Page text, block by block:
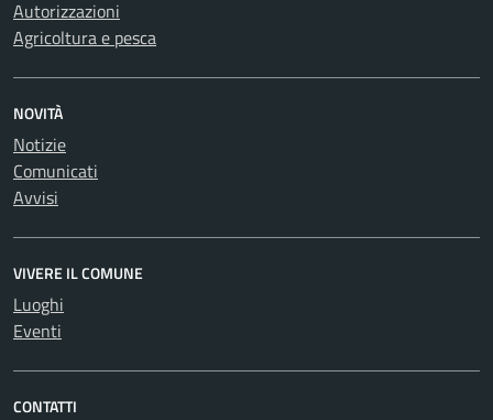
Autorizzazioni
Agricoltura e pesca
NOVITÀ
Notizie
Comunicati
Avvisi
VIVERE IL COMUNE
Luoghi
Eventi
CONTATTI